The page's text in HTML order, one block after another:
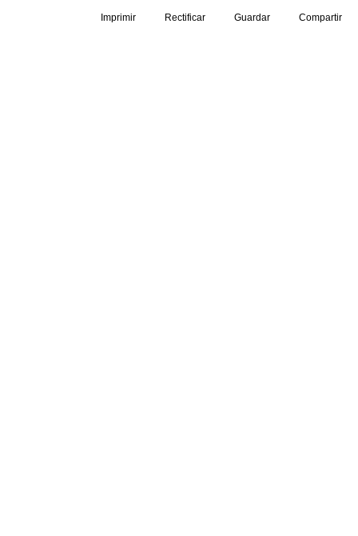
Imprimir Rectificar Guardar Compartir